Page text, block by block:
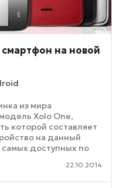
на новой
из мира
Xolo One,
которой составляет
на данный
доступных по
на основе ...
22.10.2014